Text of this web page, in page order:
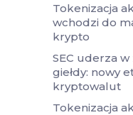
Tokenizacja
wchodzi do
krypto
SEC uderza
giełdy: nowy
kryptowalut
Tokenizacja